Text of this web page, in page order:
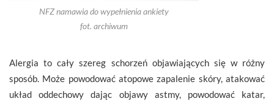
NFZ namawia do wypełnienia ankiety
fot. archiwum
Alergia to cały szereg schorzeń objawiających się w różny
sposób. Może powodować atopowe zapalenie skóry, atakować
układ oddechowy dając objawy astmy, powodować katar,